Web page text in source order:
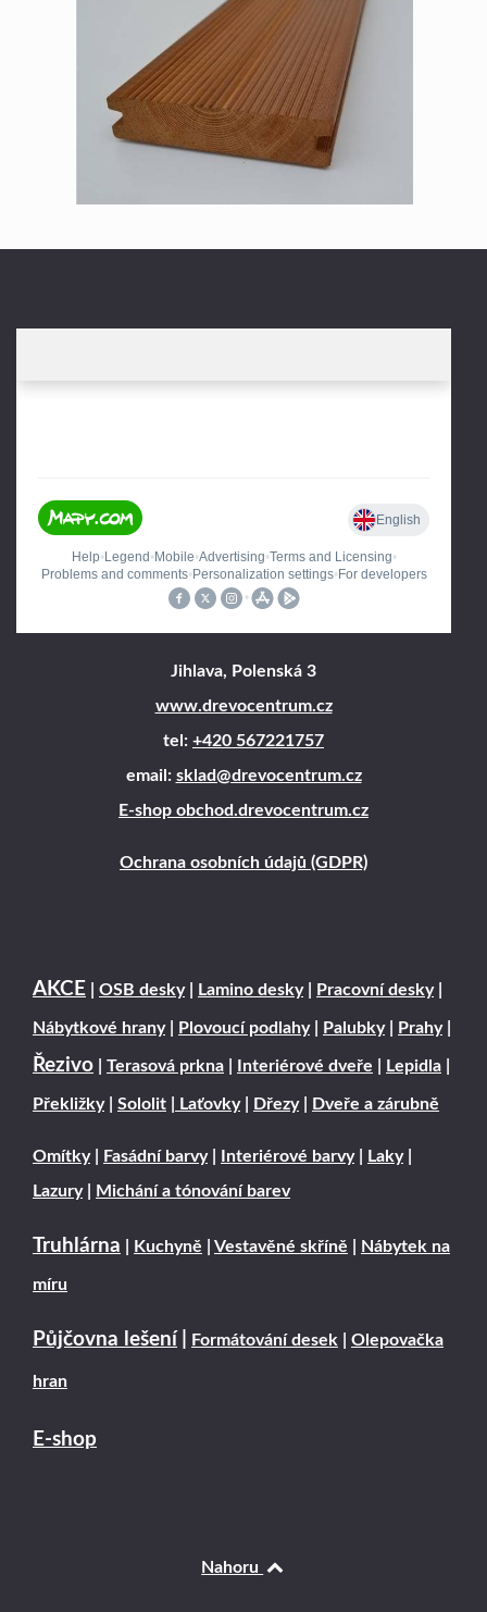
Jihlava, Polenská 3
www.drevocentrum.cz
tel: +420 567221757
email: sklad@drevocentrum.cz
E-shop obchod.drevocentrum.cz
Ochrana osobních údajů (GDPR)
AKCE OSB desky| Lamino desky| Pracovní desky|
Nábytkové hrany| Plovoucí podlahy| Palubky| Prahy|
Řezivo Terasová prkna Interiérové dveře Lepidla
Překližky| Sololit Laťovky| Dřezy| Dveře a zárubně
Omítky| Fasádní barvy| Interiérové barvy| Laky|
Lazury| Michání a tónování barev
Truhlárna Kuchyně Vestavěné skříně Nábytek na
míru
Půjčovna lešení Formátování desek Olepovačka
hran
E-shop
Nahoru